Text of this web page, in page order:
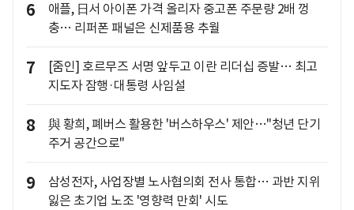
6
애플, 日서 아이폰 가격 올리자 중고폰 주문량 2배 껑
충… 리퍼폰 패널은 신제품용 추월
7
[줌인] 호르무즈 서명 앞두고 이란 리더십 증발… 최고
지도자 잠행·대통령 사임설
8
與 황희, 폐버스 활용한 '버스하우스' 제안…"청년 단기
주거 공간으로"
9
삼성전자, 사업장별 노사협의회 전사 통합… 과반 지위
잃은 초기업 노조 '영향력 만회' 시도